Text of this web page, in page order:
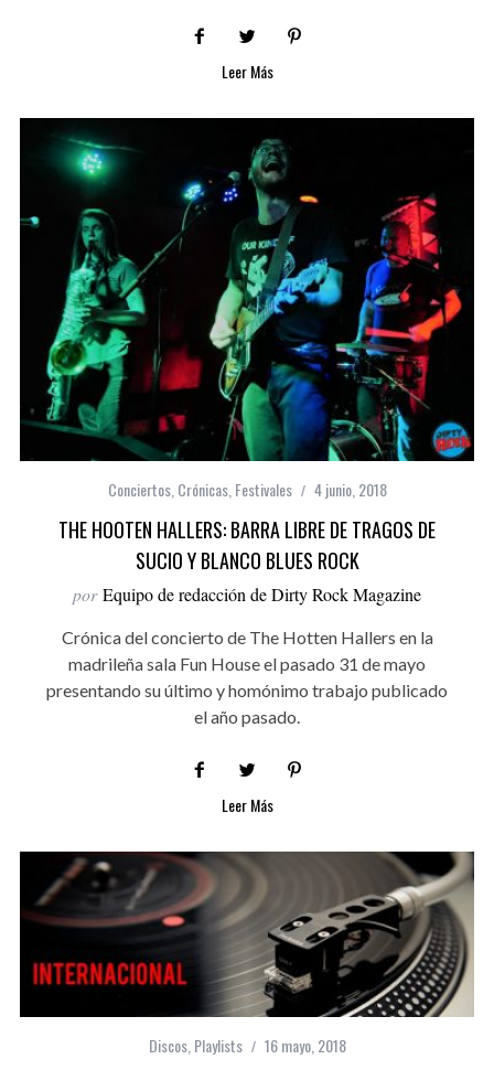
Leer Más
Conciertos, Crónicas, Festivales 4 junio, 2018
THE HOOTEN HALLERS: BARRA LIBRE DE TRAGOS DE
SUCIO Y BLANCO BLUES ROCK
por Equipo de redacción de Dirty Rock Magazine
Crónica del concierto de The Hotten Hallers en la
madrileña sala Fun House el pasado 31 de mayo
presentando su último y homónimo trabajo publicado
el año pasado.
Leer Más
Discos,Playlists 16 mayo, 2018